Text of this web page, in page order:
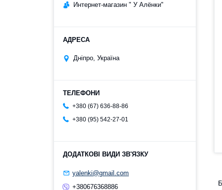
Интернет-магазин " У Алёнки"
Дніпро, Україна
+380 (67) 636-88-86
+380 (95) 542-27-01
yalenki@gmail.com
+380676368886